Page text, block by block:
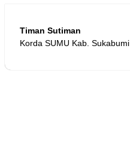
Timan Sutiman
Korda SUMU Kab. Sukabumi